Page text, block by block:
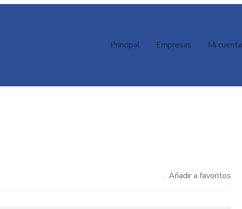
Principal
Empresas Mi cuenta
Añadir a favoritos